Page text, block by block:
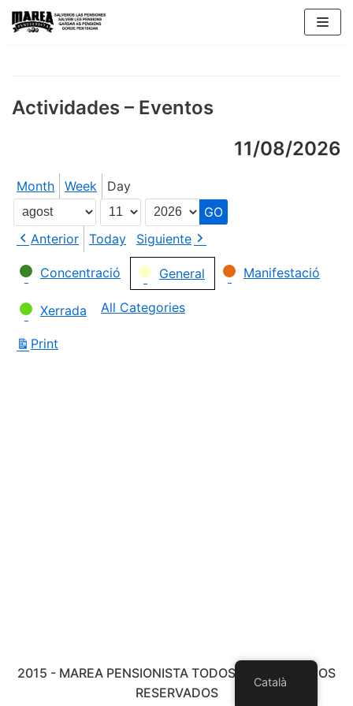
Skip
Actividades – Eventos
11/08/2026
Month Week Day
Month
Day
Year
Anterior
Today
Siguiente
Categories
Concentració General Manifestació
Xerrada All Categories
Print
2015 - MAREA PENSIONISTA TODOS LOS DERECHOS
RESERVADOS
Català